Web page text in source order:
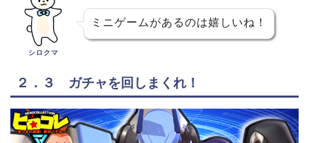
シロクマ
ミニゲームがあるのは嬉しいね！
２．３ ガチャを回しまくれ！